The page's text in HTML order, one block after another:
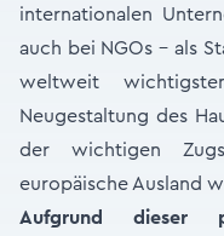
internationalen
auch bei NGOs - als
weltweit
Neugestaltung des
der wichtigen
europäische Ausland
Aufgrund dieser